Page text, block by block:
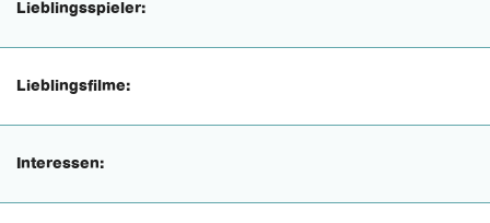
Lieblingsspieler:
Lieblingsfilme:
Interessen: